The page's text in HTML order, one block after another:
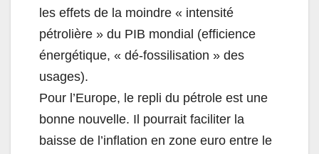
les effets de la moindre « intensité
pétrolière » du PIB mondial (efficience
énergétique, « dé-fossilisation » des
usages).
Pour l’Europe, le repli du pétrole est une
bonne nouvelle. Il pourrait faciliter la
baisse de l’inflation en zone euro entre le